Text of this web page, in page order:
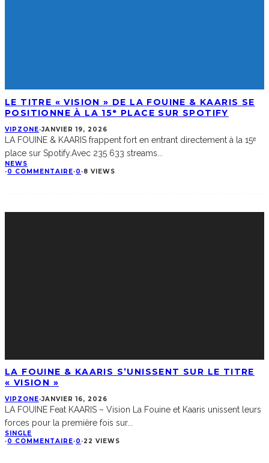
LE TITRE « VISION » DE LA FOUINE & KAARIS SE
POSITIONNE À LA 15ᵉ PLACE SUR SPOTIFY
VIPZONE·JANVIER 19, 2026
LA FOUINE & KAARIS frappent fort en entrant directement à la 15ᵉ
place sur Spotify.Avec 235 633 streams
NEWS
·0 COMMENTAIRE·0 ·8 VIEWS
LA FOUINE & KAARIS S’UNISSENT SUR LE TITRE
« VISION »
VIPZONE·JANVIER 16, 2026
LA FOUINE Feat KAARIS – Vision La Fouine et Kaaris unissent leurs
forces pour la première fois sur...
SINGLE
·0 COMMENTAIRE·0 ·22 VIEWS